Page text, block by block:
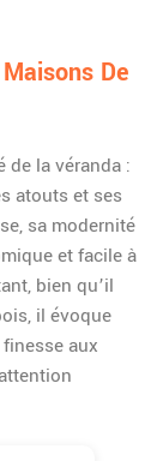
De
de la véranda :
atouts et ses
sa modernité
et facile à
bien qu’il
il évoque
aux